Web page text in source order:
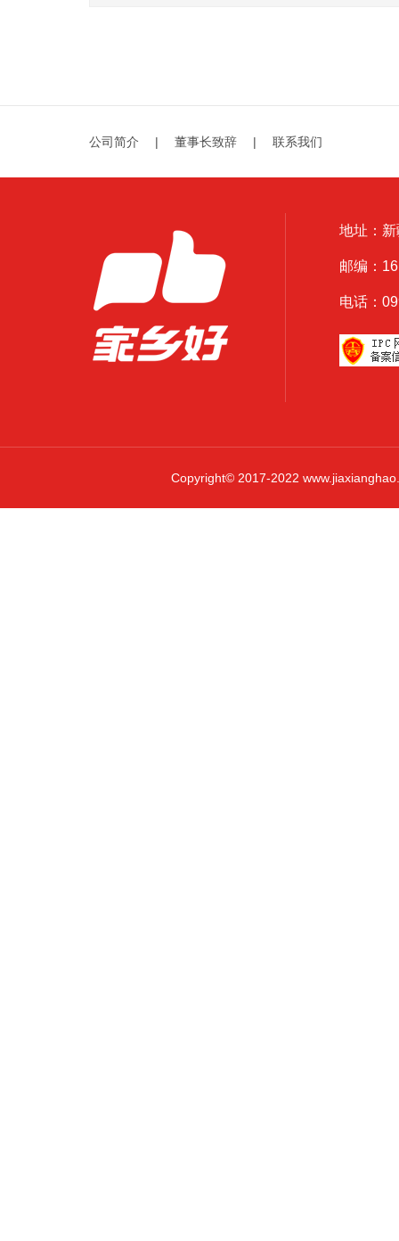
公司简介 | 董事长致辞 | 联系我们
地址：
邮编：
电话：
Copyright© 2017-2022